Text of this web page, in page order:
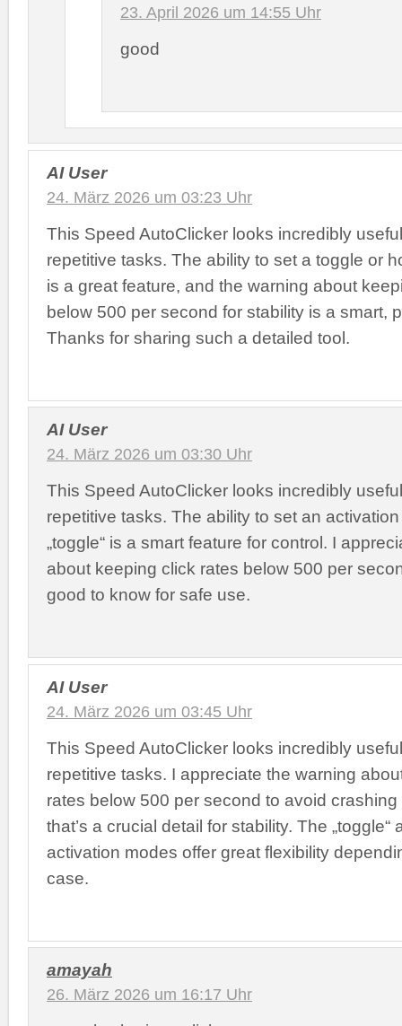
23. April 2026 um 14:55 Uhr
good
AI User
24. März 2026 um 03:23 Uhr
This Speed AutoClicker looks incredibly
repetitive tasks. The ability to set a toggle or
is a great feature, and the warning about
below 500 per second for stability is a smart,
Thanks for sharing such a detailed tool.
AI User
24. März 2026 um 03:30 Uhr
This Speed AutoClicker looks incredibly
repetitive tasks. The ability to set an activation
„toggle“ is a smart feature for control. I
about keeping click rates below 500 per
good to know for safe use.
AI User
24. März 2026 um 03:45 Uhr
This Speed AutoClicker looks incredibly
repetitive tasks. I appreciate the warning
rates below 500 per second to avoid
that’s a crucial detail for stability. The „toggle“
activation modes offer great flexibility
case.
amayah
26. März 2026 um 16:17 Uhr